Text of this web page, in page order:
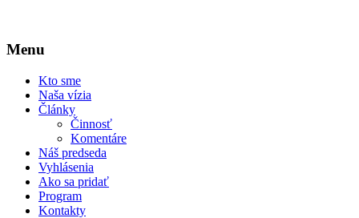
Menu
Kto sme
Naša vízia
Články
Činnosť
Komentáre
Náš predseda
Vyhlásenia
Ako sa pridať
Program
Kontakty